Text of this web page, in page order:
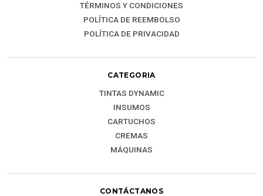
TÉRMINOS Y CONDICIONES
POLÍTICA DE REEMBOLSO
POLÍTICA DE PRIVACIDAD
CATEGORIA
TINTAS DYNAMIC
INSUMOS
CARTUCHOS
CREMAS
MÁQUINAS
CONTÁCTANOS